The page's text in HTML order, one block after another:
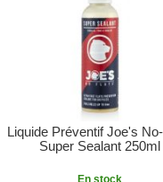
Liquide Préventif Joe's
Super Sealant 250ml
En stock